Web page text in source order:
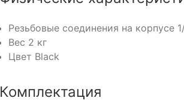
Резьбовые соединения на корпусе
Вес 2 кг
Цвет Black
Комплектация